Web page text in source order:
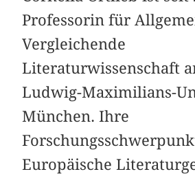
Professorin für
Vergleichende
Literaturwissenschaft
Ludwig-Maximilians-
München. Ihre
Europäische